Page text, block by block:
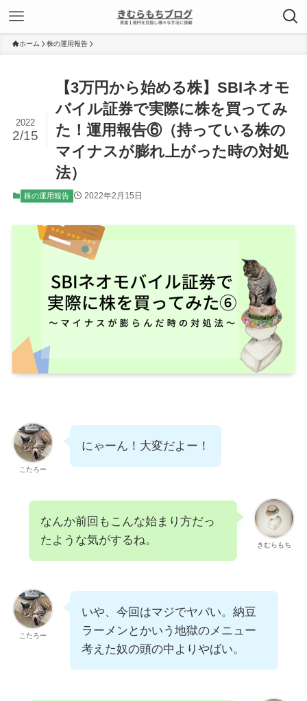
ホーム 株の運用報告
【3万円から始める株】SBIネオモ
バイル証券で実際に株を買ってみ
た！運用報告⑥（持っている株の
マイナスが膨れ上がった時の対処
法）
2022
2/15
株の運用報告 2022年2月15日
こたろー
にゃーん！大変だよー！
きむらもち
なんか前回もこんな始まり方だっ
たような気がするね。
こたろー
いや、今回はマジでヤバい。納豆
ラーメンとかいう地獄のメニュー
考えた奴の頭の中よりやばい。